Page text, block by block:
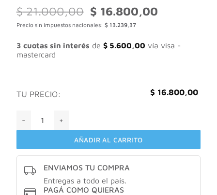
$21.000,00
El
precio
original
$ 21.000,00.
$ 16.800,00El
$ 16.800,00.
Precio sin impuestos nacionales: $ 13.239,37
3 cuotas sin interés de $5.600,00 vía visa -
mastercard
TU PRECIO: $ 16.800,00
AÑADIR AL CARRITO
ENVIAMOS TU COMPRA
Entregas a todo el país.
PAGÁ COMO QUIERAS